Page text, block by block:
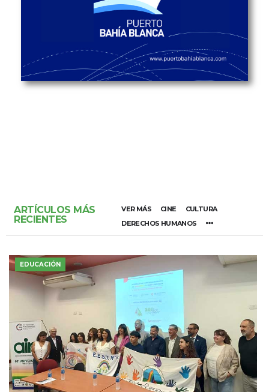
ARTÍCULOS MÁS
RECIENTES
VER MÁS CINE
CULTURA
DERECHOS HUMANOS
EDUCACIÓN